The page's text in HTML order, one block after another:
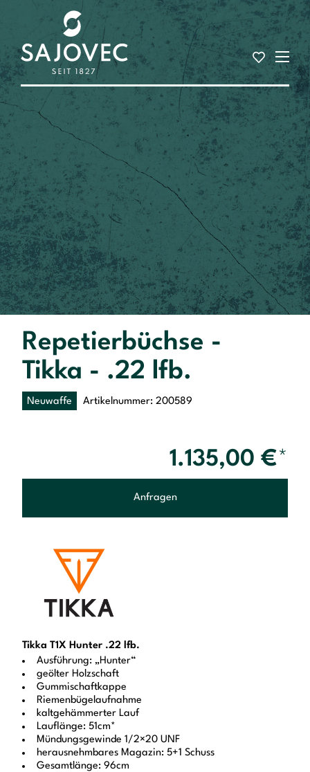
Repetierbüchse -
Tikka - .22 lfb.
Neuwaffe Artikelnummer: 200589
1.135,00 €*
Anfragen
Tikka T1X Hunter .22 lfb.
Ausführung: „Hunter“
geölter Holzschaft
Gummischaftkappe
Riemenbügelaufnahme
kaltgehämmerter Lauf
Lauflänge: 51cm*
Mündungsgewinde 1/2×20 UNF
herausnehmbares Magazin: 5+1 Schuss
Gesamtlänge: 96cm